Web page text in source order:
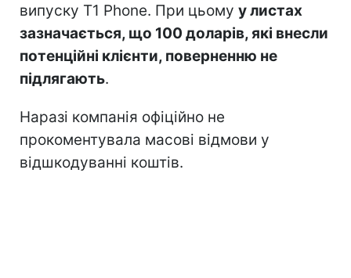
випуску T1 Phone. При цьому у листах
зазначається, що 100 доларів, які внесли
потенційні клієнти, поверненню не
підлягають.
Наразі компанія офіційно не
прокоментувала масові відмови у
відшкодуванні коштів.